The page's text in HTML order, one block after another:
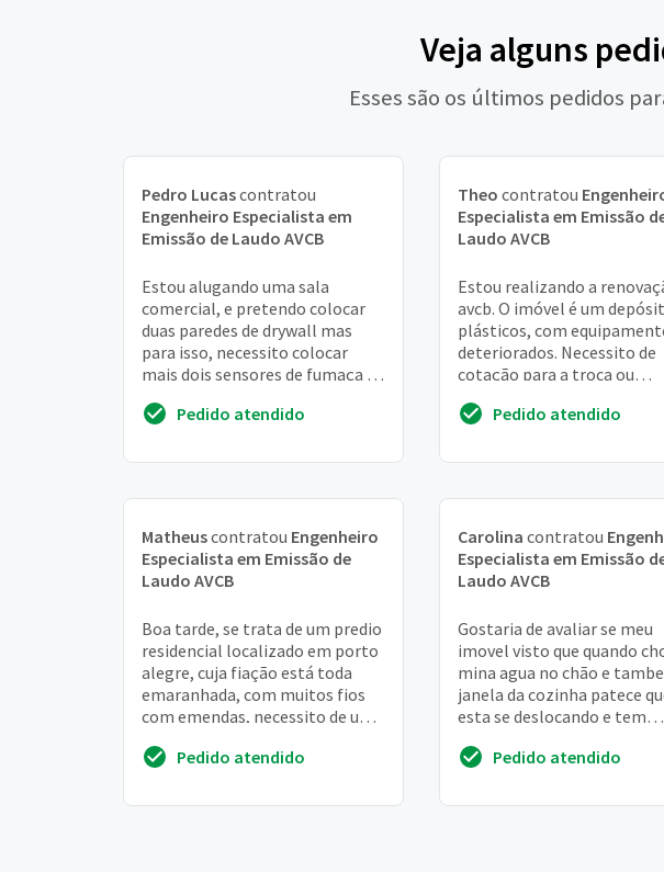
Veja alguns
Esses são os últimos pedidos
Pedro Lucascontratou
Engenheiro Especialista em
Emissão de Laudo AVCB
Estou alugando uma sala
comercial, e pretendo colocar
duas paredes de drywall mas
para isso, necessito colocar
mais dois sensores de fumaça e
Apresentar esse projeto...
Pedido atendido
Theo contratou
Especialista em Emissão
Laudo AVCB
Estou realizando a
avcb. O imóvel é um
plásticos, com
deteriorados. Necessito de
cotação para a troca ou
sistema de hidrantes;...
Pedido atendido
Matheuscontratou Engenheiro
Especialista em Emissão de
Laudo AVCB
Boa tarde, se trata de um predio
residencial localizado em porto
alegre, cuja fiação está toda
emaranhada, com muitos fios
com emendas, necessito de uma
encont...Pedido atendido
Carolina contratou
Especialista em Emissão
Laudo AVCB
Gostaria de avaliar se meu
imovel visto que quando
mina agua no chão e
janela da cozinha patece
esta se deslocando e tem
Pedido atendido